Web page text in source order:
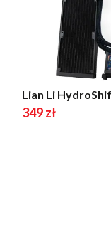
349 zł